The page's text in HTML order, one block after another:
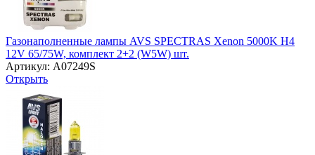
Газонаполненные лампы AVS SPECTRAS Xenon 5000K H4
12V 65/75W, комплект 2+2 (W5W) шт.
Артикул: A07249S
Открыть